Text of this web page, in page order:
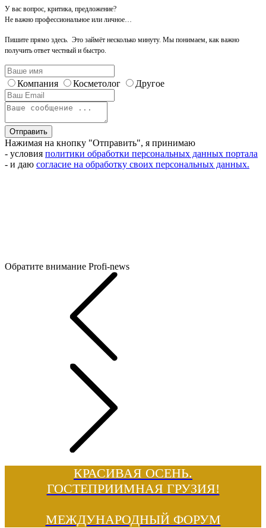
У вас вопрос, критика, предложение?
Не важно профессиональное или личное…
Пишите прямо здесь. Это займёт несколько минуту. Мы понимаем, как важно
получить ответ честный и быстро.
Компания Косметолог Другое
Отправить
Нажимая на кнопку "Отправить", я принимаю
- условия политики обработки персональных данных портала
- и даю согласие на обработку своих персональных данных.
Обратите внимание Profi-news
КРАСИВАЯ ОСЕНЬ.
ГОСТЕПРИИМНАЯ ГРУЗИЯ!
МЕЖДУНАРОДНЫЙ ФОРУМ